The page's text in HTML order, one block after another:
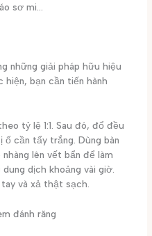
sơ mi…
những giải pháp hữu hiệu
bạn cần tiến hành
tỷ lệ 1:1. Sau đó, đổ đều
ố cần tẩy trắng. Dùng bàn
lên vết bẩn để làm
dịch khoảng vài giờ.
và xả thật sạch.
đánh răng